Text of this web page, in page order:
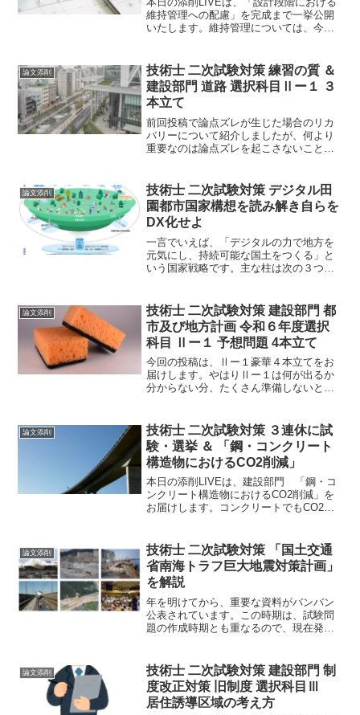
維持管理への配慮」を完成まで一挙公開
いたします。維持管理については、今年
でも出題されるkな王性が高いテーマの一
つです。
論文添削
技術士 二次試験対策 練習の質 ＆
建設部門 道路 選択科目Ⅱー１ ３
本立て
前回投稿で論点ズレが生じた場合のリカ
バリーについて紹介しましたが、何より
重要なのは論点ズレを起こさないことで
く聞かれていることに対し、自分よがり
に主張を書くことでもないのです。
論文添削
技術士 二次試験対策 デジタル田
園都市国家構想を読み解き自らを
DX化せよ
一言でいえば、「デジタルの力で地方を
元気にし、持続可能な国土をつくる」と
いう国家戦略です。主な柱は次の３つで
構造の再構築、建設技術者が深く関わる
領域です。
論文添削
技術士 二次試験対策 建設部門 都
市及び地方計画 令和６年度選択
科目 Ⅱー１ 予想問題 4本立て
今回の投稿は、Ⅱー１豪華４本立てをお
届けします。やはりⅡー１は何が出るか
分からない分、たくさん準備しないとい
で大注目のキーワードをご紹介します。
論文添削
技術士 二次試験対策 ３連休に試
験・選挙 ＆ 「鋼・コンクリート
構造物におけるCO2削減」
本日の添削LIVEは、建設部門 「鋼・コ
ンクリート構造物におけるCO2削減」を
お届けします。コンクリートでもCO2を
鋼構造及びコンクリート以外の人も是非
ご一読をお勧めします。
論文添削
技術士 二次試験対策 「国土交通
省南海トラフ巨大地震対策計画」
を解説
年を明けてから、重要な資料がバンバン
公表されています。この時期は、試験問
題の作成時期とも重なるので、現在発表
問題を予想する上でとても重要になりま
す。
論文添削
技術士 二次試験対策 建設部門 制
度改正対策 旧制度 選択科目Ⅲ
居住誘導区域の考え方